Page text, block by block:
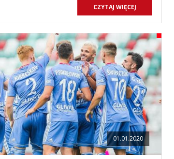
CZYTAJ WIĘCEJ
01.01.2020